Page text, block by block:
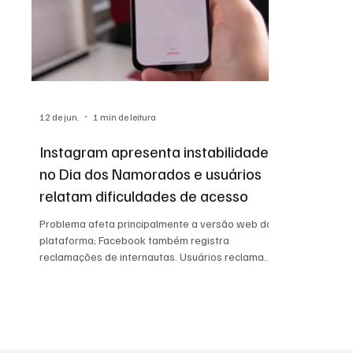
Instagram apresenta instabilidade
no Dia dos Namorados e usuários
relatam dificuldades de acesso
Problema afeta principalmente a versão web da
plataforma; Facebook também registra
reclamações de internautas. Usuários reclamam
12 de jun. 1 min de leitura